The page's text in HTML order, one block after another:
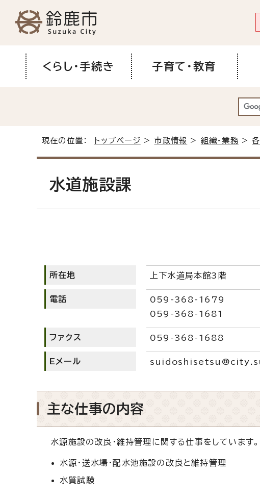
くらし・手続き 子育て・教育
現在の位置： トップページ >市政情報 > 組織・業務 >
水道施設課
所在地 上下水道局本館3階
電話
059-368-1679
059-368-1681
ファクス 059-368-1688
Eメール
主な仕事の内容
水源施設の改良・維持管理に関する仕事をしています。
水源・送水場・配水池施設の改良と維持管理
水質試験